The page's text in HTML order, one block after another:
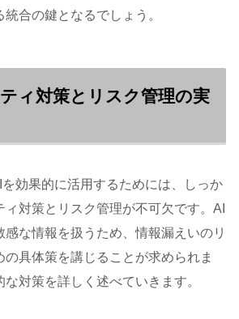
合の鍵となるでしょう。
ィ対策とリスク管理の実
効果的に活用するためには、しっか
ィ対策とリスク管理が不可欠です。AI
感な情報を扱うため、情報漏えいのリ
の具体策を講じることが求められま
対策を詳しく述べていきます。